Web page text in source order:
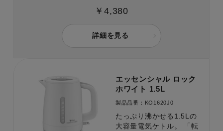
「省スチーム設計」で、
￥4,380
詳細を見る
エッセンシャル ロック
ホワイト 1.5L
製品品番：KO1620J0
たっぷり沸かせる1.5Lの
大容量電気ケトル。 「転